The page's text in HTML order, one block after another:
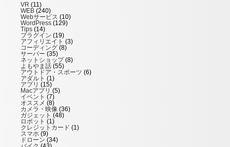
VR (11)
WEB (240)
Webサービス (10)
WordPress (129)
Tips (14)
プラグイン (19)
アフィリエイト (3)
コーディング (8)
サーバー (35)
ネットショップ(8)
よもやま話 (55)
アウトドア・スポーツ (6)
アダルト (1)
アプリ (15)
Macアプリ (5)
イベント (7)
オススメ (8)
カメラ・映像 (36)
ガジェット (48)
ロボット (1)
クレジットカード (1)
スマホ (9)
ドローン (34)